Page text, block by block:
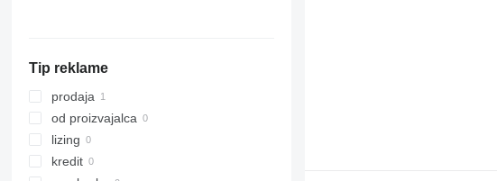
Tip reklame
prodaja
od proizvajalca
lizing
kredit